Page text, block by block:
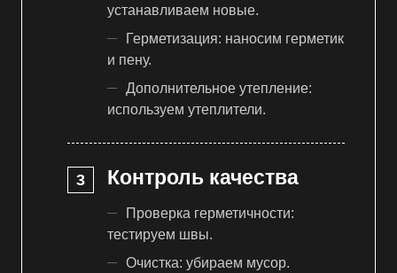
устанавливаем новые.
Герметизация: наносим герметик
и пену.
Дополнительное утепление:
используем утеплители.
Контроль качества
Проверка герметичности:
тестируем швы.
Очистка: убираем мусор.